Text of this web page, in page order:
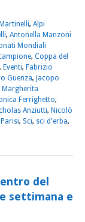
, Alpi
, Antonella Manzoni
Mondiali
, Coppa del
, Eventi, Fabrizio
Guenza, Jacopo
Margherita
Ferrighetto,
Anziutti, Nicolò
, Sci, sci d'erba,
del
settimana e